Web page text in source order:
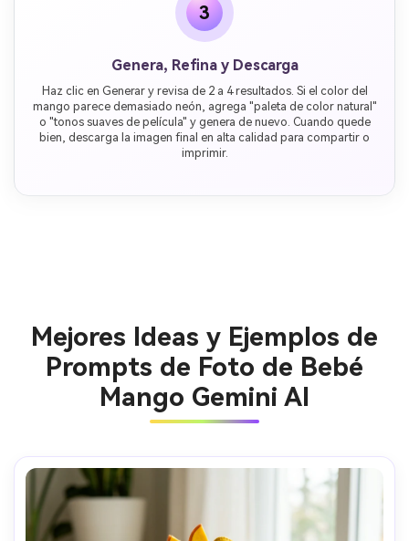
3
Genera, Refina y Descarga
Haz clic en Generar y revisa de 2 a 4 resultados. Si el color del
mango parece demasiado neón, agrega "paleta de color natural"
o "tonos suaves de película" y genera de nuevo. Cuando quede
bien, descarga la imagen final en alta calidad para compartir o
imprimir.
Mejores Ideas y Ejemplos de
Prompts de Foto de Bebé
Mango Gemini AI